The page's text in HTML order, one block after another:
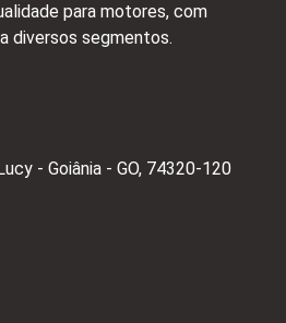
para motores, com
diversos segmentos.
- Goiânia - GO, 74320-120